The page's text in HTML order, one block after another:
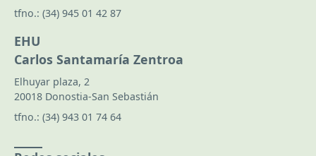
tfno.: (34) 945 01 42 87
EHU
Carlos Santamaría Zentroa
Elhuyar plaza, 2
20018 Donostia-San Sebastián
tfno.: (34) 943 01 74 64